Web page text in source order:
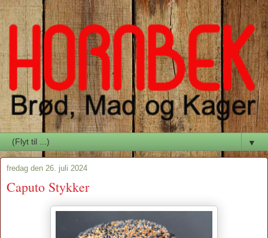
▼
fredag den 26. juli 2024
Caputo Stykker